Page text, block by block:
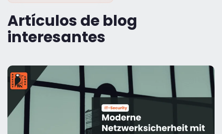
Artículos de blog
interesantes